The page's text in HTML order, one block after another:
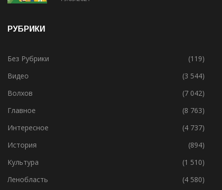
Без Рубрики
(119)
Видео
(3 544)
Волхов
(7 042)
Главное
(8 763)
Интересное
(4 737)
История
(894)
Культура
(1 510)